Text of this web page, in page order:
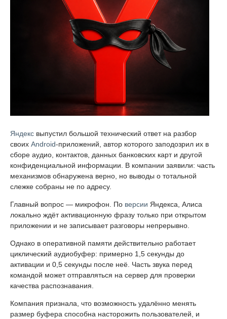
Яндекс выпустил большой технический ответ на разбор
своих Android-приложений, автор которого заподозрил их в
сборе аудио, контактов, данных банковских карт и другой
конфиденциальной информации. В компании заявили: часть
механизмов обнаружена верно, но выводы о тотальной
слежке собраны не по адресу.
Главный вопрос — микрофон. По версии Яндекса, Алиса
локально ждёт активационную фразу только при открытом
приложении и не записывает разговоры непрерывно.
Однако в оперативной памяти действительно работает
циклический аудиобуфер: примерно 1,5 секунды до
активации и 0,5 секунды после неё. Часть звука перед
командой может отправляться на сервер для проверки
качества распознавания.
Компания признала, что возможность удалённо менять
размер буфера способна насторожить пользователей, и